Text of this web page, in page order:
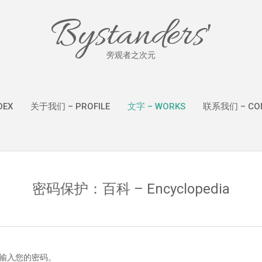
Bystanders'
旁观者之次元
关于我们 – PROFILE 文字 – WORKS 联系我们 –
密码保护：百科 – Encyclopedia
入您的密码。